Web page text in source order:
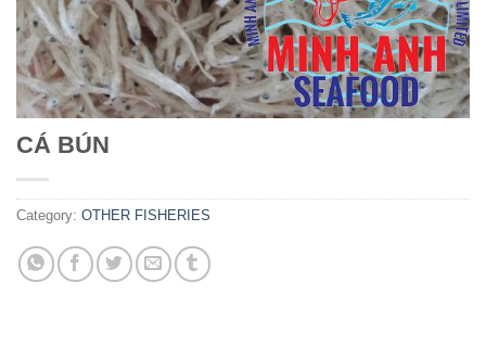
CÁ BÚN
Category: OTHER FISHERIES